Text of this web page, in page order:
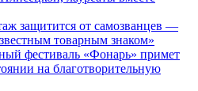
защитится от самозванцев —
товарным знаком»
фестиваль «Фонарь» примет
на благотворительную